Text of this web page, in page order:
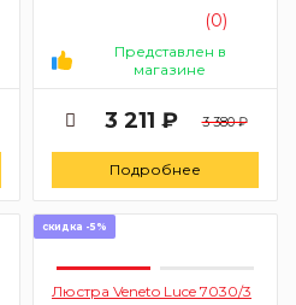
(0)
Представлен в
магазине
3 211 ₽ 3 380 ₽
Подробнее
скидка -5%
Люстра Veneto Luce 7030/3